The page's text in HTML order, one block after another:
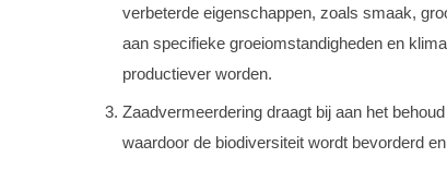
verbeterde eigenschappen, zoals smaak,
aan specifieke groeiomstandigheden en
productiever worden.
Zaadvermeerdering draagt bij aan het
waardoor de biodiversiteit wordt bevorderd